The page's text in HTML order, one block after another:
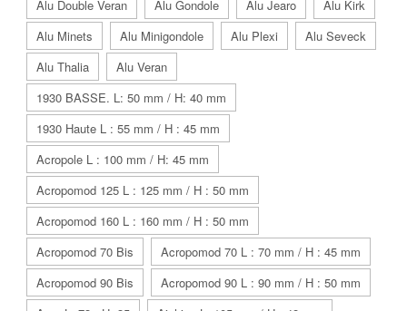
Alu Double Veran Alu Gondole Alu Jearo
Alu Kirk
Alu Minets
Alu Minigondole Alu Plexi
Alu Seveck
Alu Thalia
Alu Veran
1930 BASSE. L: 50 mm / H: 40 mm
1930 Haute L : 55 mm / H : 45 mm
Acropole L : 100 mm / H: 45 mm
Acropomod 125 L : 125 mm / H : 50 mm
Acropomod 160 L : 160 mm / H : 50 mm
Acropomod 70 Bis
Acropomod 70 L : 70 mm / H : 45 mm
Acropomod 90 Bis
Acropomod 90 L : 90 mm / H : 50 mm